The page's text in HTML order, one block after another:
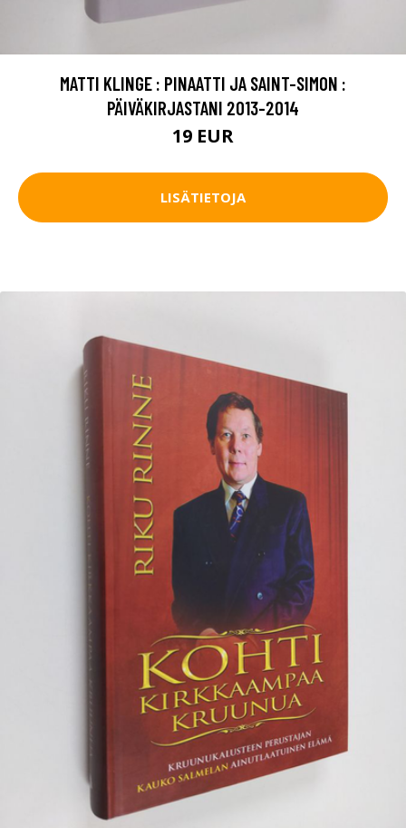
MATTI KLINGE : PINAATTI JA SAINT-SIMON :
PÄIVÄKIRJASTANI 2013-2014
19 EUR
LISÄTIETOJA